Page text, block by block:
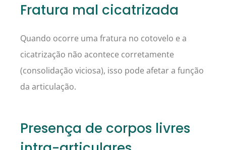
Fratura mal cicatrizada
Quando ocorre uma fratura no cotovelo e a
cicatrização não acontece corretamente
(consolidação viciosa), isso pode afetar a função
da articulação.
Presença de corpos livres